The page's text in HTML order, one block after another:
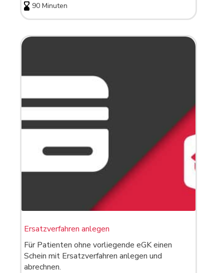
90 Minuten
Ersatzverfahren anlegen
Für Patienten ohne vorliegende eGK einen
Schein mit Ersatzverfahren anlegen und
abrechnen.